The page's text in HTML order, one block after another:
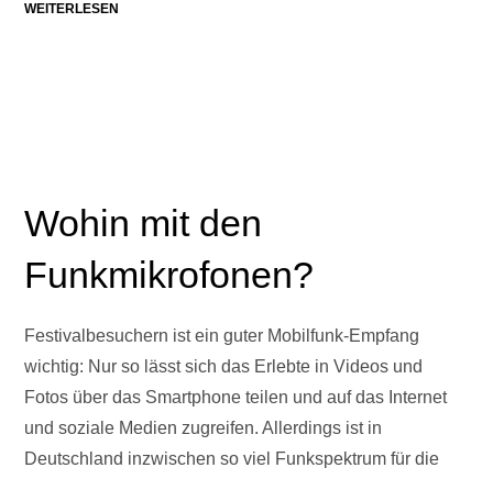
WEITERLESEN
Wohin mit den
Funkmikrofonen?
Festivalbesuchern ist ein guter Mobilfunk-Empfang
wichtig: Nur so lässt sich das Erlebte in Videos und
Fotos über das Smartphone teilen und auf das Internet
und soziale Medien zugreifen. Allerdings ist in
Deutschland inzwischen so viel Funkspektrum für die